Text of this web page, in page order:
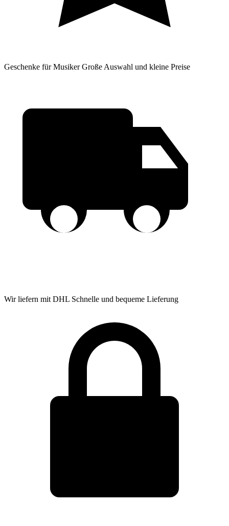
Geschenke für Musiker Große Auswahl und kleine Preise
Wir liefern mit DHL Schnelle und bequeme Lieferung